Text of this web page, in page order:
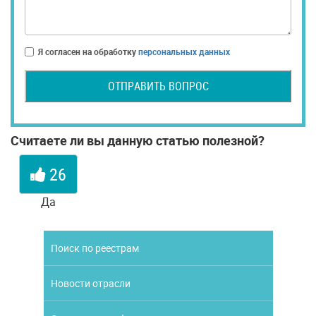
Я согласен на обработкуперсональных данных
ОТПРАВИТЬ ВОПРОС
Считаете ли вы данную статью полезной?
26
Да
Поиск по реестрам
Новости отрасли